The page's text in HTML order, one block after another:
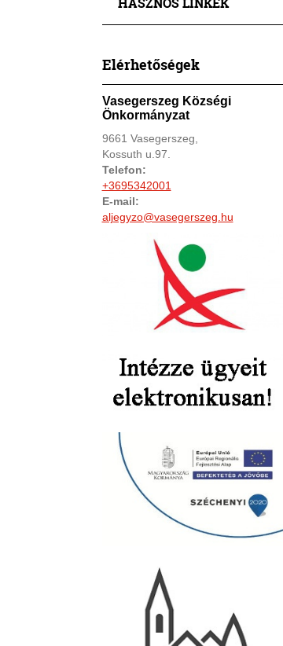
Elérhetőségek
Vasegerszeg Községi
Önkormányzat
9661 Vasegerszeg,
Kossuth u.97.
Telefon:
+3695342001
E-mail:
aljegyzo@vasegerszeg.hu